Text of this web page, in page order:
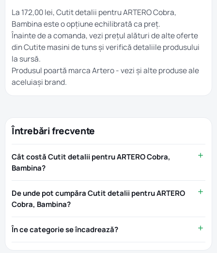
La 172,00 lei, Cutit detalii pentru ARTERO Cobra,
Bambina este o opțiune echilibrată ca preț.
Înainte de a comanda, vezi prețul alături de alte oferte
dinCutite masini de tunsși verifică detaliile produsului
la sursă.
Produsul poartă marcaArtero- vezi și alte produse ale
aceluiași brand.
Întrebări frecvente
Cât costă Cutit detalii pentru ARTERO Cobra,
Bambina?
De unde pot cumpăra Cutit detalii pentru ARTERO
Cobra, Bambina?
În ce categorie se încadrează?